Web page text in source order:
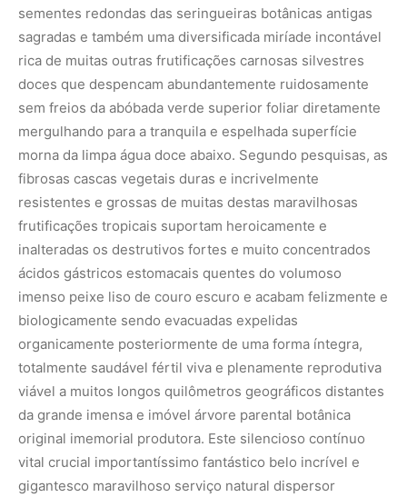
sementes redondas das seringueiras botânicas antigas
sagradas e também uma diversificada miríade incontável
rica de muitas outras frutificações carnosas silvestres
doces que despencam abundantemente ruidosamente
sem freios da abóbada verde superior foliar diretamente
mergulhando para a tranquila e espelhada superfície
morna da limpa água doce abaixo. Segundo pesquisas, as
fibrosas cascas vegetais duras e incrivelmente
resistentes e grossas de muitas destas maravilhosas
frutificações tropicais suportam heroicamente e
inalteradas os destrutivos fortes e muito concentrados
ácidos gástricos estomacais quentes do volumoso
imenso peixe liso de couro escuro e acabam felizmente e
biologicamente sendo evacuadas expelidas
organicamente posteriormente de uma forma íntegra,
totalmente saudável fértil viva e plenamente reprodutiva
viável a muitos longos quilômetros geográficos distantes
da grande imensa e imóvel árvore parental botânica
original imemorial produtora. Este silencioso contínuo
vital crucial importantíssimo fantástico belo incrível e
gigantesco maravilhoso serviço natural dispersor